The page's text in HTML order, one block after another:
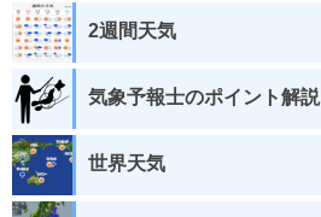
2週間天気
気象予報士のポイント解説
世界天気